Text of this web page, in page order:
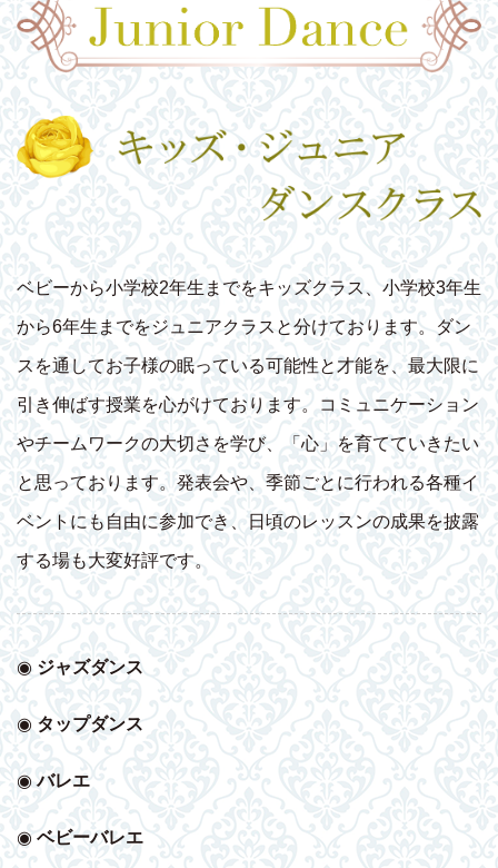
ベビーから小学校2年生までをキッズクラス、小学校3年生
から6年生までをジュニアクラスと分けております。ダン
スを通してお子様の眠っている可能性と才能を、最大限に
引き伸ばす授業を心がけております。コミュニケーション
やチームワークの大切さを学び、「心」を育てていきたい
と思っております。発表会や、季節ごとに行われる各種イ
ベントにも自由に参加でき、日頃のレッスンの成果を披露
する場も大変好評です。
◉ ジャズダンス
◉ タップダンス
◉バレエ
◉ベビーバレエ